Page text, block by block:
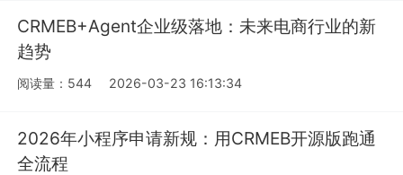
CRMEB+Agent企业级落地：未来电商行业的新
趋势
阅读量：544 2026-03-23 16:13:34
2026年小程序申请新规：用CRMEB开源版跑通
全流程